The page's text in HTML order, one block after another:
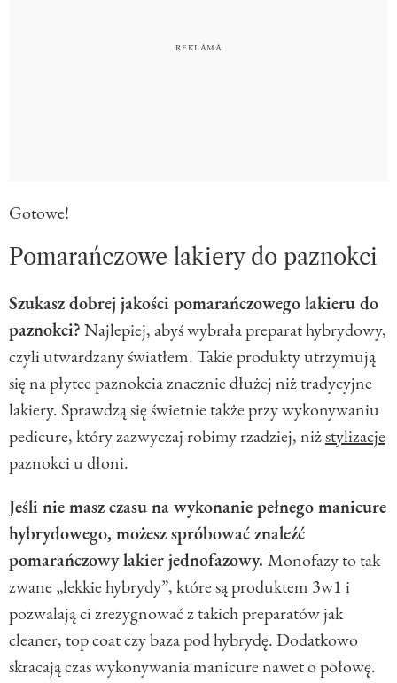
Gotowe!
Pomarańczowe lakiery do paznokci
Szukasz dobrej jakości pomarańczowego lakieru do
paznokci?Najlepiej, abyś wybrała preparat hybrydowy,
czyli utwardzany światłem. Takie produkty utrzymują
się na płytce paznokcia znacznie dłużej niż tradycyjne
lakiery. Sprawdzą się świetnie także przy wykonywaniu
pedicure, który zazwyczaj robimy rzadziej, niżstylizacje
paznokci u dłoni.
Jeśli nie masz czasu na wykonanie pełnego manicure
hybrydowego, możesz spróbować znaleźć
pomarańczowy lakier jednofazowy. Monofazy to tak
zwane „lekkie hybrydy”, które są produktem 3w1 i
pozwalają ci zrezygnować z takich preparatów jak
cleaner, top coat czy baza pod hybrydę. Dodatkowo
skracają czas wykonywania manicure nawet o połowę.